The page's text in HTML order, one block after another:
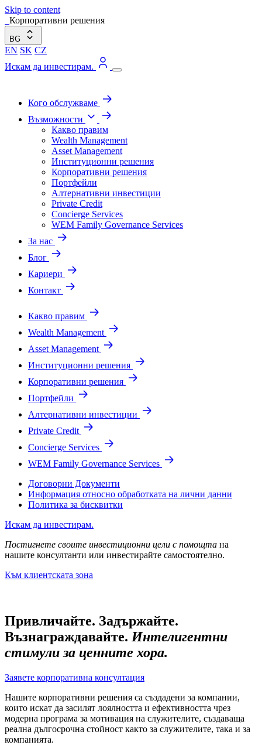
Skip to content
Корпоративни решения
BG
EN SK CZ
Искам да инвестирам.
Кого обслужваме
Възможности
Какво правим
Wealth Management
Asset Management
Институционни решения
Корпоративни решения
Портфейли
Алтернативни инвестиции
Private Credit
Concierge Services
WEM Family Governance Services
За нас
Блог
Кариери
Контакт
Какво правим
Wealth Management
Asset Management
Институционни решения
Корпоративни решения
Портфейли
Алтернативни инвестиции
Private Credit
Concierge Services
WEM Family Governance Services
Договорни Документи
Информация относно обработката на лични данни
Политика за бисквитки
Искам да инвестирам.
Постигнете своите инвестиционни цели с помощта на
нашите консултанти или инвестирайте самостоятелно.
Към клиентската зона
Привличайте. Задържайте.
Възнаграждавайте. Интелигентни
стимули за ценните хора.
Заявете корпоративна консултация
Нашите корпоративни решения са създадени за компании,
които искат да засилят лоялността и ефективността чрез
модерна програма за мотивация на служителите, създаваща
реална дългосрочна стойност както за служителите, така и за
компанията.